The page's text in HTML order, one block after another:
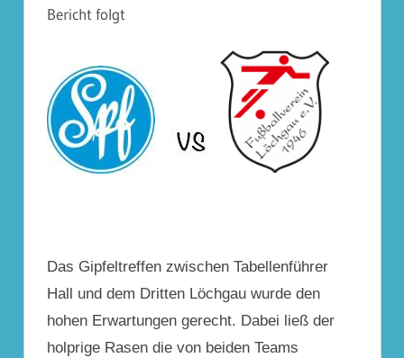
Bericht folgt
Das Gipfeltreffen zwischen Tabellenführer
Hall und dem Dritten Löchgau wurde den
hohen Erwartungen gerecht. Dabei ließ der
holprige Rasen die von beiden Teams